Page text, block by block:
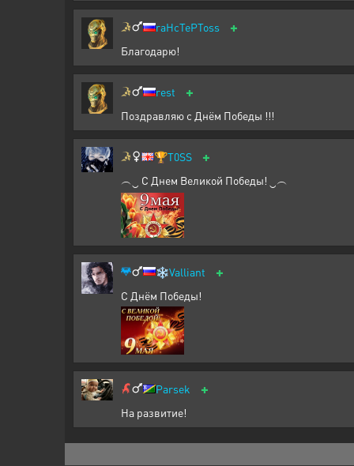
raHcTePToss +
Благодарю!
rest +
Поздравляю с Днём Победы !!!
🏆T0SS +
︵‿ С Днем Великой Победы! ‿︵
❄️Valliant +
С Днём Победы!
Parsek +
На развитие!